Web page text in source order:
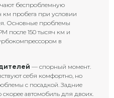
беспроблемную
км пробега при условии
Основные проблемы
после 150 тысяч км и
в
— спорный момент.
себя комфортно, но
с посадкой. Задние
скорее автомобиль для двоих.